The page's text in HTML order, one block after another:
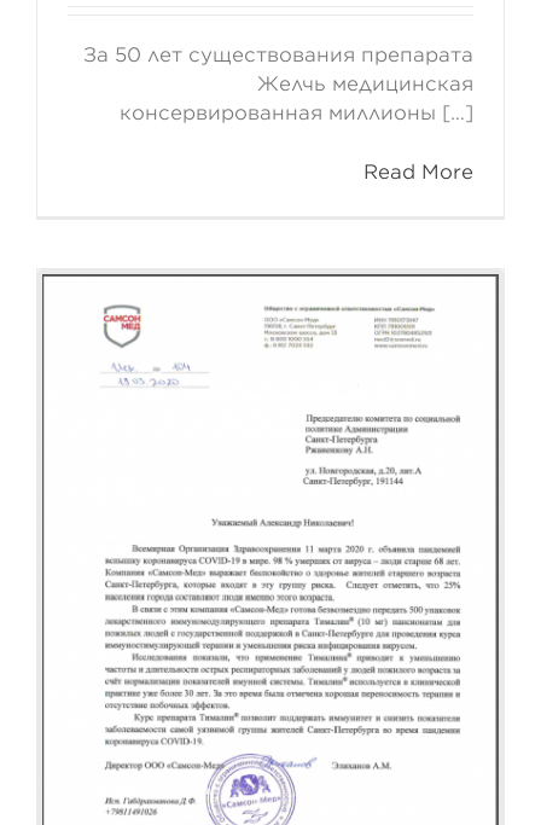
За 50 лет существования препарата
Желчь медицинская
консервированная миллионы […]
Read More
Компания Самсон-Мед
предложила помощь
Комитету по социальной
политике Санкт-Петербурга